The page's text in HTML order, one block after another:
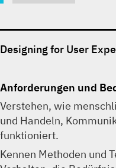
Designing for User
Anforderungen und
Verstehen, wie
und Handeln,
funktioniert.
Kennen Methoden und